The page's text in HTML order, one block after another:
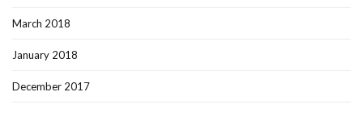
March 2018
January 2018
December 2017